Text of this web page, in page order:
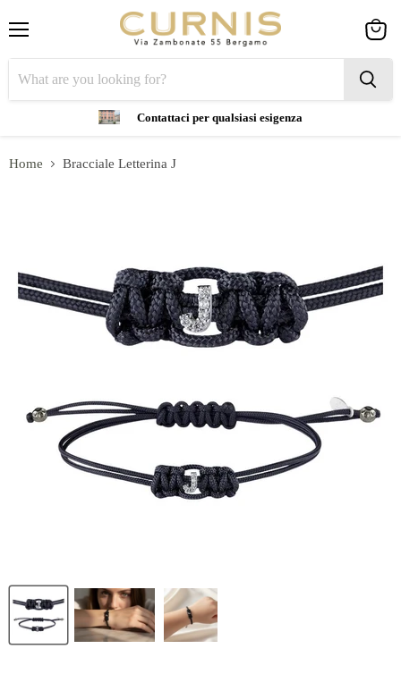
Contattaci per qualsiasi esigenza
cart
Home Bracciale Letterina J